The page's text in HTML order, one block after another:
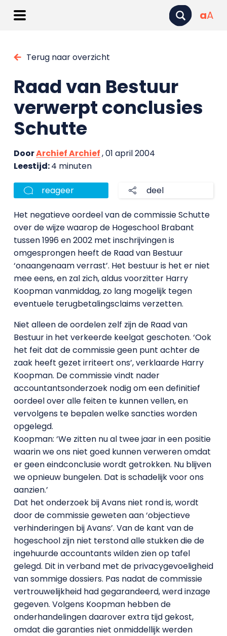
aA
Terug naar overzicht
Raad van Bestuur
verwerpt conclusies
Schutte
DoorArchief Archief, 01 april 2004
Leestijd:4 minuten
reageer deel
Het negatieve oordeel van de commissie Schutte
over de wijze waarop de Hogeschool Brabant
tussen 1996 en 2002 met inschrijvingen is
omgesprongen heeft de Raad van Bestuur
‘onaangenaam verrast’. Het bestuur is het er niet
mee eens, en zal zich, aldus voorzitter Harry
Koopman vanmiddag, zo lang mogelijk tegen
eventuele terugbetalingsclaims verzetten.
Niet alleen de oordelen zelf zijn de Raad van
Bestuur in het verkeerde keelgat geschoten. ‘Ook
het feit dat de commissie geen punt achter de
zaak heeft gezet irriteert ons’, verklaarde Harry
Koopman. De commissie vindt nader
accountantsonderzoek nodig om een definitief
oordeel over alle feiten te kunnen vellen, en
vervolgens te bepalen welke sancties worden
opgelegd.
Koopman: ‘We zitten nu al twee jaar in een positie
waarin we ons niet goed kunnen verweren omdat
er geen eindconclusie wordt getrokken. Nu blijven
we opnieuw bungelen. Dat is schadelijk voor ons
aanzien.’
Dat het onderzoek bij Avans niet rond is, wordt
door de commissie geweten aan ‘objectieve
verhinderingen bij Avans’. Van de kant van de
hogeschool zijn niet terstond alle stukken die de
ingehuurde accountants wilden zien op tafel
gelegd. Dit in verband met de privacygevoeligheid
van sommige dossiers. Pas nadat de commissie
vertrouwelijkheid had gegarandeerd, werd inzage
gegeven. Volgens Koopman hebben de
onderhandelingen daarover extra tijd gekost,
omdat die garanties niet onmiddellijk werden